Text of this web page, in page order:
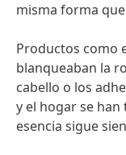
misma forma
Productos como
blanqueaban la
cabello o los
y el hogar se
esencia sigue